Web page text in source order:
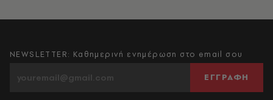
NEWSLETTER: Καθημερινή ενημέρωση στο email σου
ΕΓΓΡΑΦΗ